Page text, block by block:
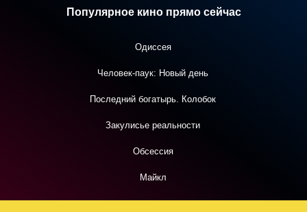
Популярное кино прямо сейчас
Одиссея
Человек-паук: Новый день
Последний богатырь. Колобок
Закулисье реальности
Обсессия
Майкл